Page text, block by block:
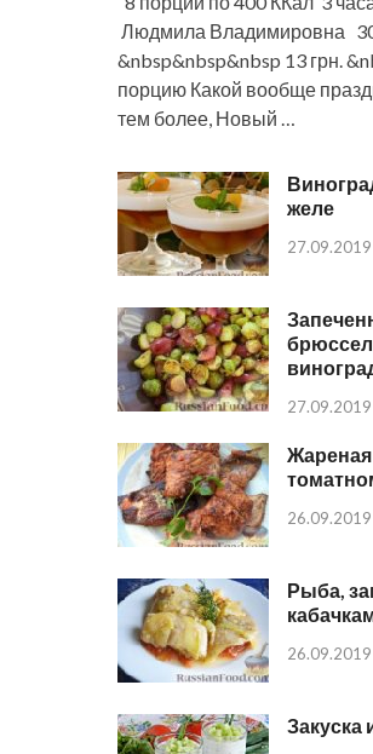
Людмила Владимировна
&nbsp&nbsp&nbsp 13 грн.
порцию Какой вообще
тем более, Новый …
желе
27.09.2019
27.09.2019
26.09.2019
Рыба,
26.09.2019
Закуска